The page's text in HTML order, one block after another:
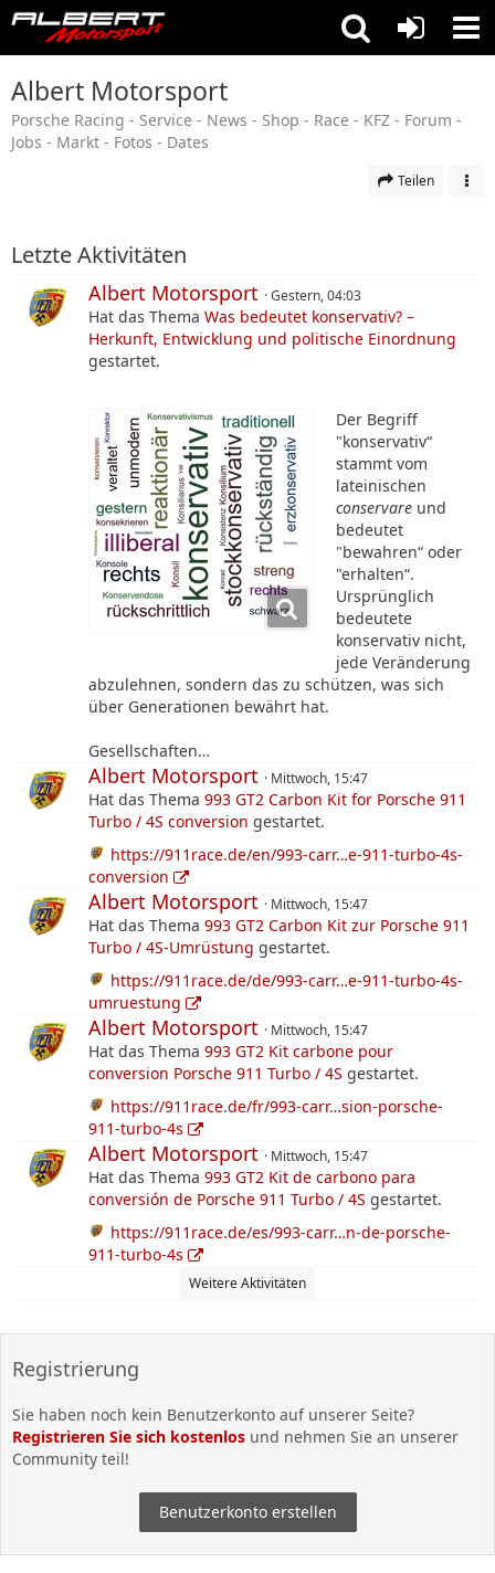
Albert Motorsport
Porsche Racing - Service - News - Shop - Race - KFZ - Forum -
Jobs - Markt - Fotos - Dates
Teilen
Letzte Aktivitäten
Albert Motorsport Gestern, 04:03
Hat das Thema Was bedeutet konservativ? –
Herkunft, Entwicklung und politische Einordnung
gestartet.
Der Begriff
"konservativ“
stammt vom
lateinischen
conservare und
bedeutet
"bewahren“ oder
"erhalten“.
Ursprünglich
bedeutete
konservativ nicht,
jede Veränderung
abzulehnen, sondern das zu schützen, was sich
über Generationen bewährt hat.
Gesellschaften…
Albert Motorsport Mittwoch, 15:47
Hat das Thema 993 GT2 Carbon Kit for Porsche 911
Turbo / 4S conversion gestartet.
https://911race.de/en/993-carr…e-911-turbo-4s-
conversion
Albert Motorsport Mittwoch, 15:47
Hat das Thema 993 GT2 Carbon Kit zur Porsche 911
Turbo / 4S-Umrüstung gestartet.
https://911race.de/de/993-carr…e-911-turbo-4s-
umruestung
Albert Motorsport Mittwoch, 15:47
Hat das Thema 993 GT2 Kit carbone pour
conversion Porsche 911 Turbo / 4S gestartet.
https://911race.de/fr/993-carr…sion-porsche-
911-turbo-4s
Albert Motorsport Mittwoch, 15:47
Hat das Thema 993 GT2 Kit de carbono para
conversión de Porsche 911 Turbo / 4S gestartet.
https://911race.de/es/993-carr…n-de-porsche-
911-turbo-4s
Weitere Aktivitäten
Registrierung
Sie haben noch kein Benutzerkonto auf unserer Seite?
Registrieren Sie sich kostenlos und nehmen Sie an unserer
Community teil!
Benutzerkonto erstellen